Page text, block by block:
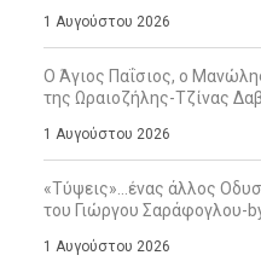
1 Αυγούστου 2026
Ο Άγιος Παΐσιος, ο
της Ωραιοζήλης-Τζίνας
1 Αυγούστου 2026
«Τύψεις»…ένας άλλος
του Γιώργου Σαράφογλου-
1 Αυγούστου 2026